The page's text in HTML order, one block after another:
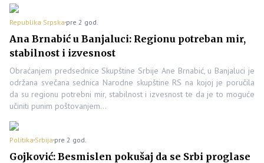
Republika Srpska pre 2 god.
Ana Brnabić u Banjaluci: Regionu potreban mir,
stabilnost i izvesnost
Obraćanjem predsednice Skupštine Srbije Ane Brnabić, u Banjaluci je
održana svečana sednica Narodne skupštine RS na kojoj je poručila
da su regionu potrebni mir, stabilnost i izvesnost te da je to moguće
učiniti punim poštovanjem…
Politika Srbija pre 2 god.
Gojković: Besmislen pokušaj da se Srbi proglase